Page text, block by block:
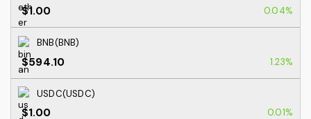
$1.00 0.04%
BNB(BNB)
$594.10 1.23%
USDC(USDC)
$1.00 0.01%